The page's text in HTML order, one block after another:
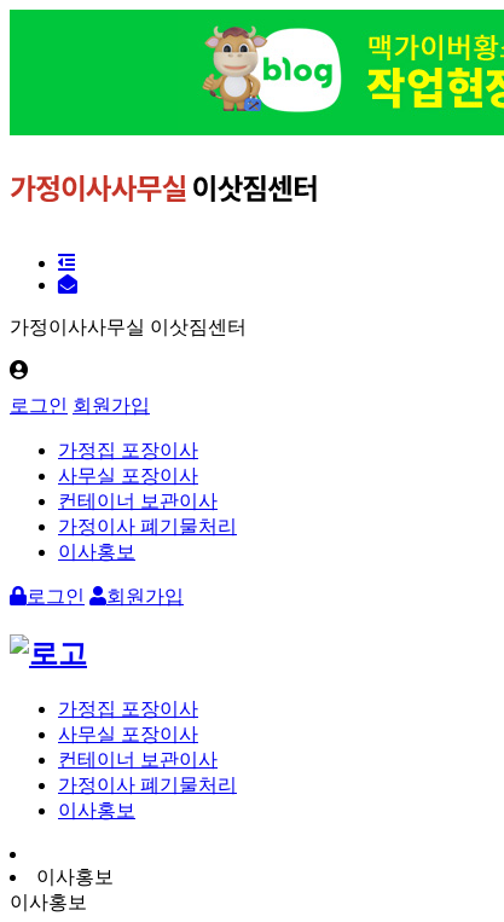
가정이사사무실 이삿짐센터
로그인 회원가입
가정집 포장이사
사무실 포장이사
컨테이너 보관이사
가정이사 폐기물처리
이사홍보
로그인 회원가입
가정집 포장이사
사무실 포장이사
컨테이너 보관이사
가정이사 폐기물처리
이사홍보
이사홍보
이사홍보